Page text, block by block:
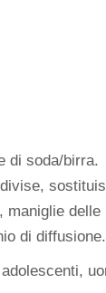
di soda/birra.
di diffusione.